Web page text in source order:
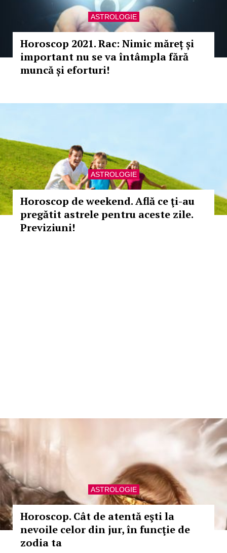
ASTROLOGIE
Horoscop 2021. Rac: Nimic măreț și
important nu se va întâmpla fără
muncă și eforturi!
ASTROLOGIE
Horoscop de weekend. Află ce ţi-au
pregătit astrele pentru aceste zile.
Previziuni!
ASTROLOGIE
Horoscop. Cât de atentă eşti la
nevoile celor din jur, în funcţie de
zodia ta